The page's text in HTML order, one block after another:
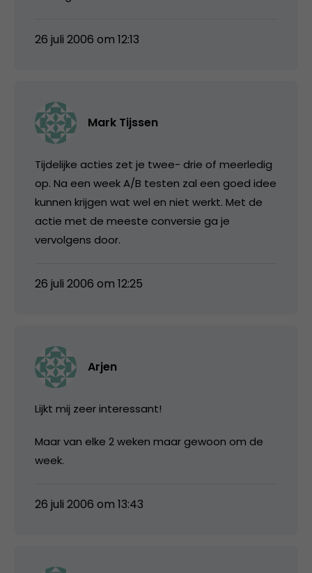
26 juli 2006 om 12:13
Mark Tijssen
Tijdelijke acties zet je twee- drie of meerledig
op. Na een week A/B testen zal een goed idee
kunnen krijgen wat wel en niet werkt. Met de
actie met de meeste conversie ga je
vervolgens door.
26 juli 2006 om 12:25
Arjen
Lijkt mij zeer interessant!
Maar van elke 2 weken maar gewoon om de
week.
26 juli 2006 om 13:43